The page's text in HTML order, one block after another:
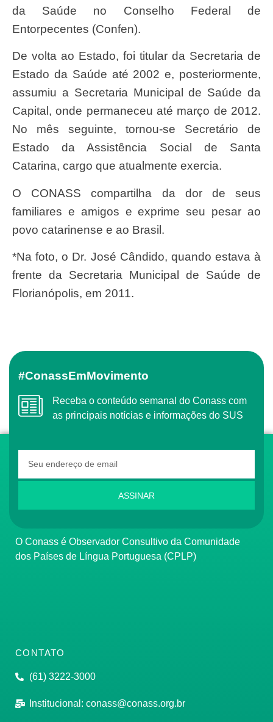
da Saúde no Conselho Federal de
Entorpecentes (Confen).
De volta ao Estado, foi titular da Secretaria de
Estado da Saúde até 2002 e, posteriormente,
assumiu a Secretaria Municipal de Saúde da
Capital, onde permaneceu até março de 2012.
No mês seguinte, tornou-se Secretário de
Estado da Assistência Social de Santa
Catarina, cargo que atualmente exercia.
O CONASS compartilha da dor de seus
familiares e amigos e exprime seu pesar ao
povo catarinense e ao Brasil.
*Na foto, o Dr. José Cândido, quando estava à
frente da Secretaria Municipal de Saúde de
Florianópolis, em 2011.
#ConassEmMovimento
Receba o conteúdo semanal do Conass com
as principais notícias e informações do SUS
ASSINAR
O Conass é Observador Consultivo da Comunidade
dos Países de Língua Portuguesa (CPLP)
CONTATO
(61) 3222-3000
Institucional: conass@conass.org.br